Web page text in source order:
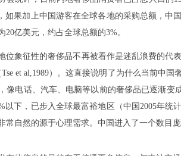
如果加上中国游客在全球各地的采购总额，
亿美元，约占全球总额的3%。
位象征性的奢侈品不再被看作是迷乱浪费的代
et al,1989）。这直接说明了为什么当前中
像电话、汽车、电脑等以前的奢侈品已逐渐
以下，已步入全球最富裕地区（中国2005年
常自然的源于心理需求。中国进入了一个数目